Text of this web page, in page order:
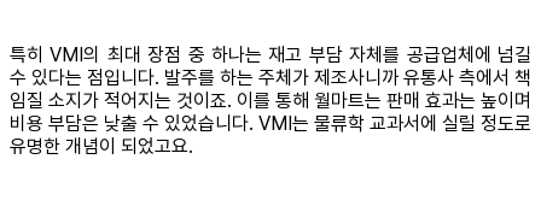
특히 VMI의 최대 장점 중 하나는 재고 부담 자체를 공급업체에 넘길
수 있다는 점입니다. 발주를 하는 주체가 제조사니까 유통사 측에서 책
임질 소지가 적어지는 것이죠. 이를 통해 월마트는 판매 효과는 높이며
비용 부담은 낮출 수 있었습니다. VMI는 물류학 교과서에 실릴 정도로
유명한 개념이 되었고요.